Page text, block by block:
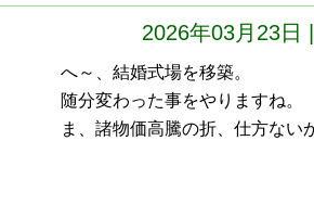
2026年03月23日
へ～、結婚式場を移築。
随分変わった事をやりますね。
ま、諸物価高騰の折、仕方ない